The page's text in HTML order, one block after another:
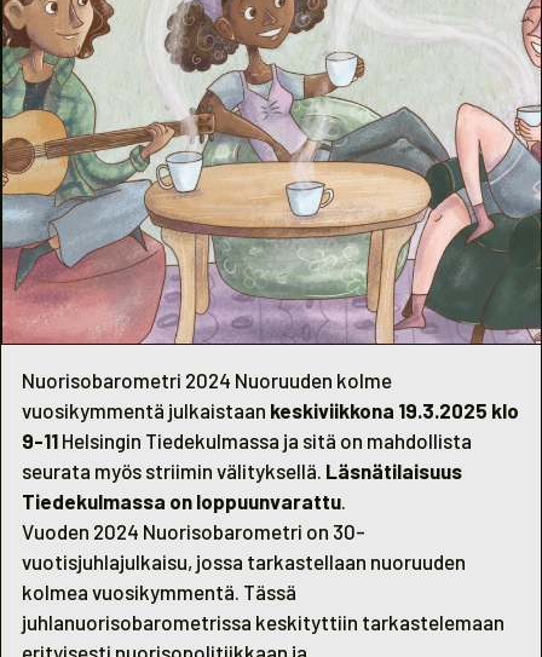
Nuorisobarometri 2024 Nuoruuden kolme
vuosikymmentä julkaistaan keskiviikkona 19.3.2025 klo
9-11 Helsingin Tiedekulmassa ja sitä on mahdollista
seurata myös striimin välityksellä. Läsnätilaisuus
Tiedekulmassa on loppuunvarattu.
Vuoden 2024 Nuorisobarometri on 30-
vuotisjuhlajulkaisu, jossa tarkastellaan nuoruuden
kolmea vuosikymmentä. Tässä
juhlanuorisobarometrissa keskityttiin tarkastelemaan
erityisesti nuorisopolitiikkaan ja